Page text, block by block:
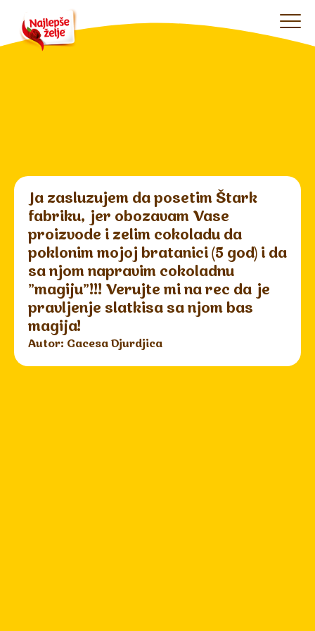
Ja zasluzujem da posetim Štark
fabriku, jer obozavam Vase
proizvode i zelim cokoladu da
poklonim mojoj bratanici (5 god) i da
sa njom napravim cokoladnu
"magiju"!!! Verujte mi na rec da je
pravljenje slatkisa sa njom bas
magija!
Autor: Gacesa Djurdjica